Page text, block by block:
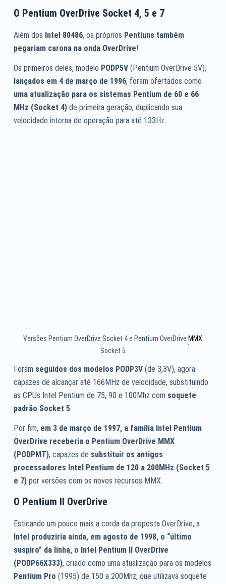
O Pentium OverDrive Socket 4, 5 e 7
Além dos Intel 80486, os próprios Pentiuns também
pegariam carona na onda OverDrive!
Os primeiros deles, modelo PODP5V(Pentium OverDrive 5V),
lançados em 4 de março de 1996, foram ofertados como
uma atualização para os sistemas Pentium de 60 e 66
MHz (Socket 4)de primeira geração, duplicando sua
velocidade interna de operação para até 133Hz.
Versões Pentium OverDrive Socket 4 e Pentium OverDrive MMX
Socket 5
Foram seguidos dos modelos PODP3V(de 3,3V), agora
capazes de alcançar até 166MHz de velocidade, substituindo
as CPUs Intel Pentium de 75, 90 e 100Mhz com soquete
padrão Socket 5.
Por fim, em 3 de março de 1997, a família Intel Pentium
OverDrive receberia o Pentium OverDrive MMX
(PODPMT), capazes de substituir os antigos
processadores Intel Pentium de 120 a 200MHz (Socket 5
e 7)por versões com os novos recursos MMX.
O Pentium II OverDrive
Esticando um pouco mais a corda da proposta OverDrive, a
Intel produziria ainda, em agosto de 1998, o “último
suspiro” da linha, o Intel Pentium II OverDrive
(PODP66X333), criado como uma atualização para os modelos
Pentium Pro (1995) de 150 a 200Mhz, que utilizava soquete